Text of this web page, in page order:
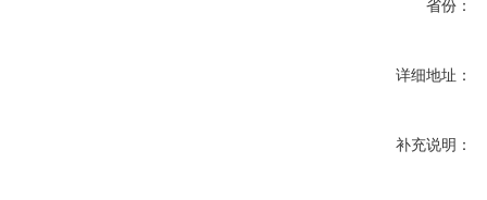
省份：
详细地址：
补充说明：